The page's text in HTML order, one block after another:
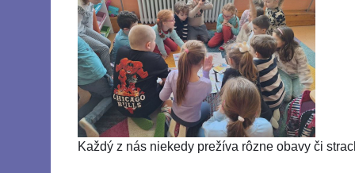
Každý z nás niekedy prežíva rôzne obavy či